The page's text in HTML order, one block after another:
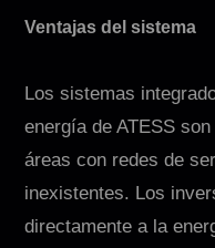
Ventajas del sistema
Los sistemas
energía de ATESS
áreas con redes de
inexistentes. Los
directamente a la